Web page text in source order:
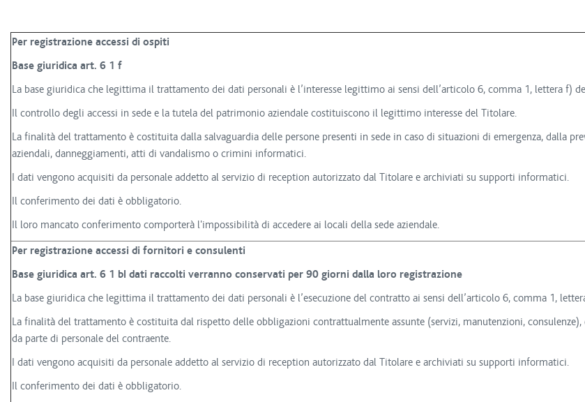
Per registrazione accessi di ospiti
Base giuridica art. 6 1 f
La base giuridica che legittima il trattamento dei dati personali è l’interesse legittimo ai sensi dell’articolo 6, comma 1, lettera f)
Il controllo degli accessi in sede e la tutela del patrimonio aziendale costituiscono il legittimo interesse del Titolare.
La finalità del trattamento è costituita dalla salvaguardia delle persone presenti in sede in caso di situazioni di emergenza, dalla
aziendali, danneggiamenti, atti di vandalismo o crimini informatici.
I dati vengono acquisiti da personale addetto al servizio di reception autorizzato dal Titolare e archiviati su supporti informatici.
Il conferimento dei dati è obbligatorio.
Il loro mancato conferimento comporterà l'impossibilità di accedere ai locali della sede aziendale.
Per registrazione accessi di fornitori e consulenti
Base giuridica art. 6 1 bI dati raccolti verranno conservati per 90 giorni dalla loro registrazione
La base giuridica che legittima il trattamento dei dati personali è l’esecuzione del contratto ai sensi dell’articolo 6, comma 1,
La finalità del trattamento è costituita dal rispetto delle obbligazioni contrattualmente assunte (servizi, manutenzioni, consulenze),
da parte di personale del contraente.
I dati vengono acquisiti da personale addetto al servizio di reception autorizzato dal Titolare e archiviati su supporti informatici.
Il conferimento dei dati è obbligatorio.